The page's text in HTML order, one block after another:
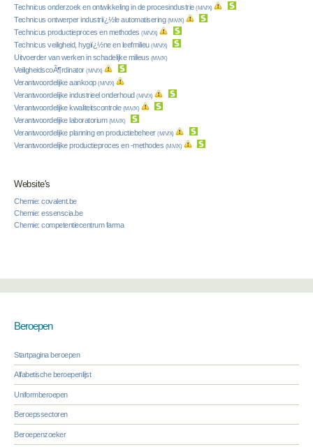
Technicus onderzoek en ontwikkeling in de procesindustrie (M/V/X)
Technicus ontwerper industriï¿½le automatisering (M/V/X)
Technicus productieproces en methodes (M/V/X)
Technicus veiligheid, hygiï¿½ne en leefmilieu (M/V/X)
Uitvoerder van werken in schadelijke milieus (M/V/X)
VeiligheidscoÃ¶rdinator (M/V/X)
Verantwoordelijke aankoop (M/V/X)
Verantwoordelijke industrieel onderhoud (M/V/X)
Verantwoordelijke kwaliteitscontrole (M/V/X)
Verantwoordelijke laboratorium (M/V/X)
Verantwoordelijke planning en productiebeheer (M/V/X)
Verantwoordelijke productieproces en -methodes (M/V/X)
Website's
Chemie: covalent.be
Chemie: essenscia.be
Chemie: competentiecentrum farma
Beroepen
Startpagina beroepen
Alfabetische beroepenlijst
Uniformberoepen
Beroepssectoren
Beroepenzoeker